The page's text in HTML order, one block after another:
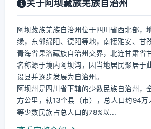
关于阿坝藏族羌族自治州
阿坝藏族羌族自治州位于四川省西北部，
缘，东邻绵阳、德阳等地，南接雅安、甘
青海省果洛藏族自治州交界，北连甘肃省
名称源于境内阿坝沟，因当地居民聚居于
设县并逐步发展为自治州。
阿坝州是四川省下辖的少数民族自治州，
方公里，辖13个县（市），总人口约94万
等少数民族占总人口的78%以...